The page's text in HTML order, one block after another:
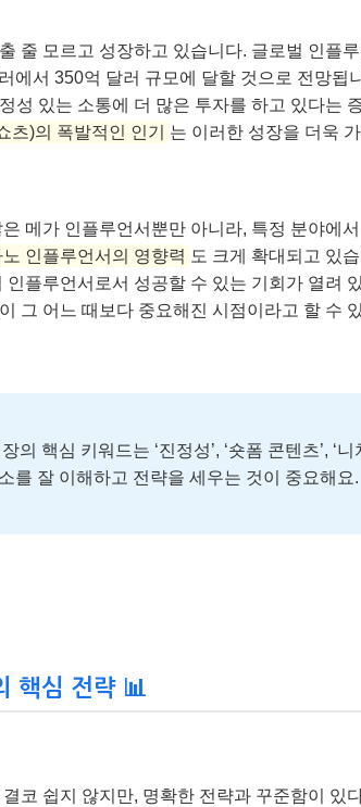
줄 모르고 성장하고 있습니다. 글로벌 인플
에서 350억 달러 규모에 달할 것으로 전망됩
성 있는 소통에 더 많은 투자를 하고 있다는
츠)의 폭발적인 인기
는 이러한 성장을 더욱
메가 인플루언서뿐만 아니라, 특정 분야에
인플루언서의 영향력 도 크게 확대되고 있
플루언서로서 성공할 수 있는 기회가 열려
그 어느 때보다 중요해진 시점이라고 할 수
핵심 키워드는 ‘진정성’, ‘숏폼 콘텐츠’, ‘니
를 잘 이해하고 전략을 세우는 것이 중요해요.
핵심 전략 📊
코 쉽지 않지만, 명확한 전략과 꾸준함이 있